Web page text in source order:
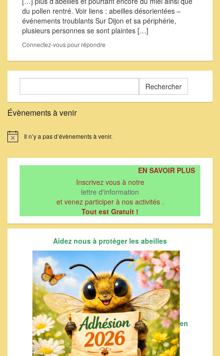
du pollen rentré. Voir liens : abeilles désorientées –
événements troublants Sur Dijon et sa périphérie,
plusieurs personnes se sont plaintes […]
Connectez-vous pour répondre
Évènements à venir
Notice Il n’y a pas d’évènements à venir.
EN SAVOIR PLUS
Inscrivez vous à notre
lettre d'information
et venez participer à nos activités .
Tout est Gratuit !
Aidez nous à protéger les abeilles
en